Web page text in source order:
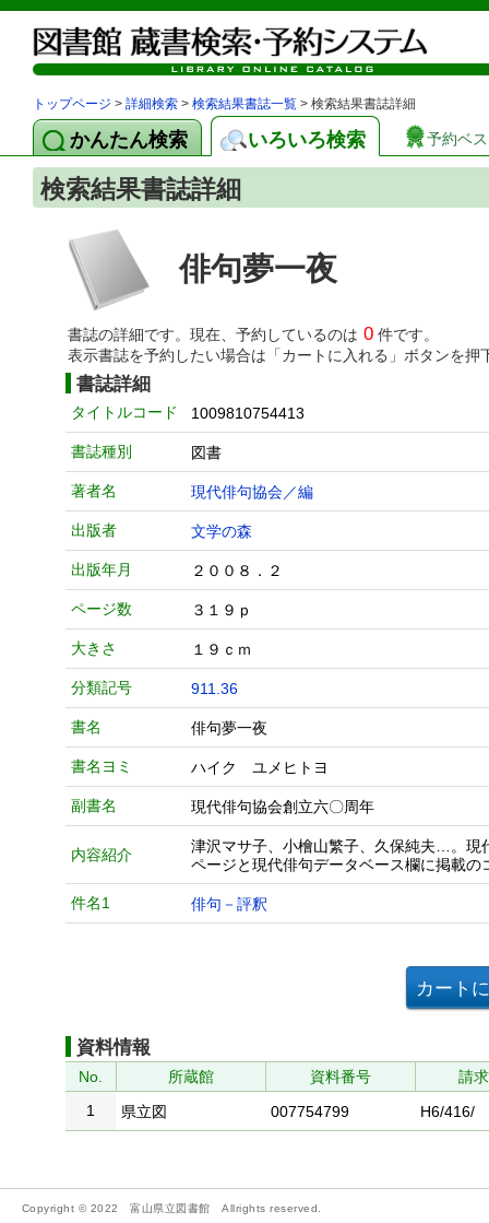
トップページ > 詳細検索 > 検索結果書誌一覧 > 検索結果書誌詳細
かんたん検索 いろいろ検索 予約ベ
検索結果書誌詳細
俳句夢一夜
書誌の詳細です。現在、予約しているのは 0 件です。
表示書誌を予約したい場合は「カートに入れる」ボタンを押
書誌詳細
タイトルコード 1009810754413
書誌種別 図書
著者名 現代俳句協会／編
出版者 文学の森
出版年月 ２００８．２
ページ数 ３１９ｐ
大きさ １９ｃｍ
分類記号 911.36
書名 俳句夢一夜
書名ヨミ ハイク ユメヒトヨ
副書名 現代俳句協会創立六〇周年
内容紹介
津沢マサ子、小檜山繁子、久保純夫…。現
ページと現代俳句データベース欄に掲載の
件名1 俳句－評釈
資料情報
No. 所蔵館 資料番号
請
1
県立図 007754799 H6/416/
Copyright © 2022 富山県立図書館 Allrights reserved.